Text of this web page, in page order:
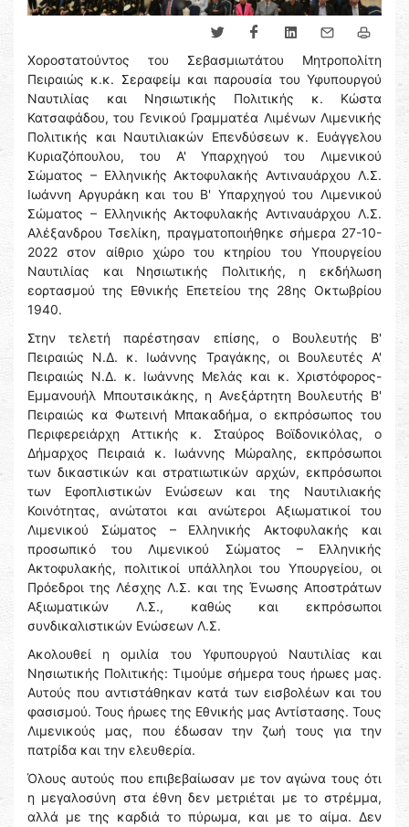
Χοροστατούντος του Σεβασμιωτάτου Μητροπολίτη
Πειραιώς κ.κ. Σεραφείμ και παρουσία του Υφυπουργού
Ναυτιλίας και Νησιωτικής Πολιτικής κ. Κώστα
Κατσαφάδου, του Γενικού Γραμματέα Λιμένων Λιμενικής
Πολιτικής και Ναυτιλιακών Επενδύσεων κ. Ευάγγελου
Κυριαζόπουλου, του Α' Υπαρχηγού του Λιμενικού
Σώματος – Ελληνικής Ακτοφυλακής Αντιναυάρχου Λ.Σ.
Ιωάννη Αργυράκη και του Β' Υπαρχηγού του Λιμενικού
Σώματος – Ελληνικής Ακτοφυλακής Αντιναυάρχου Λ.Σ.
Αλέξανδρου Τσελίκη, πραγματοποιήθηκε σήμερα 27-10-
2022 στον αίθριο χώρο του κτηρίου του Υπουργείου
Ναυτιλίας και Νησιωτικής Πολιτικής, η εκδήλωση
εορτασμού της Εθνικής Επετείου της 28ης Οκτωβρίου
1940.
Στην τελετή παρέστησαν επίσης, ο Βουλευτής Β'
Πειραιώς Ν.Δ. κ. Ιωάννης Τραγάκης, οι Βουλευτές Α'
Πειραιώς Ν.Δ. κ. Ιωάννης Μελάς και κ. Χριστόφορος-
Εμμανουήλ Μπουτσικάκης, η Ανεξάρτητη Βουλευτής Β'
Πειραιώς κα Φωτεινή Μπακαδήμα, ο εκπρόσωπος του
Περιφερειάρχη Αττικής κ. Σταύρος Βοϊδονικόλας, ο
Δήμαρχος Πειραιά κ. Ιωάννης Μώραλης, εκπρόσωποι
των δικαστικών και στρατιωτικών αρχών, εκπρόσωποι
των Εφοπλιστικών Ενώσεων και της Ναυτιλιακής
Κοινότητας, ανώτατοι και ανώτεροι Αξιωματικοί του
Λιμενικού Σώματος – Ελληνικής Ακτοφυλακής και
προσωπικό του Λιμενικού Σώματος – Ελληνικής
Ακτοφυλακής, πολιτικοί υπάλληλοι του Υπουργείου, οι
Πρόεδροι της Λέσχης Λ.Σ. και της Ένωσης Αποστράτων
Αξιωματικών Λ.Σ., καθώς και εκπρόσωποι
συνδικαλιστικών Ενώσεων Λ.Σ.
Ακολουθεί η ομιλία του Υφυπουργού Ναυτιλίας και
Νησιωτικής Πολιτικής: Τιμούμε σήμερα τους ήρωες μας.
Αυτούς που αντιστάθηκαν κατά των εισβολέων και του
φασισμού. Τους ήρωες της Εθνικής μας Αντίστασης. Τους
Λιμενικούς μας, που έδωσαν την ζωή τους για την
πατρίδα και την ελευθερία.
Όλους αυτούς που επιβεβαίωσαν με τον αγώνα τους ότι
η μεγαλοσύνη στα έθνη δεν μετριέται με το στρέμμα,
αλλά με της καρδιά το πύρωμα, και με το αίμα. Δεν